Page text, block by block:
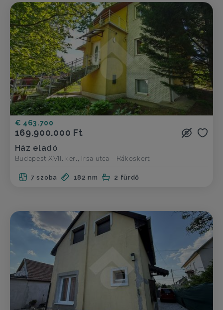
€ 463.700
169.900.000 Ft
Ház eladó
Budapest XVII. ker., Irsa utca - Rákoskert
7 szoba 182 nm 2 fürdő